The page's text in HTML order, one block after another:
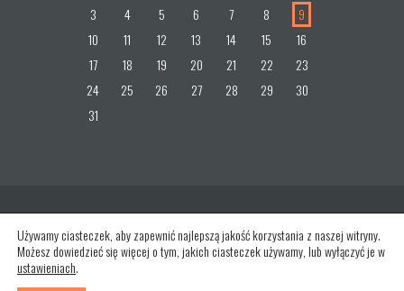
3
4 5 6 7 8
9
10
11 12 13 14 15
16
17
18 19 20 21 22
23
24
25 26 27 28 29
30
31
Używamy ciasteczek, aby zapewnić najlepszą jakość korzystania z naszej witryny.
Możesz dowiedzieć się więcej o tym, jakich ciasteczek używamy, lub wyłączyć je w
ustawieniach.